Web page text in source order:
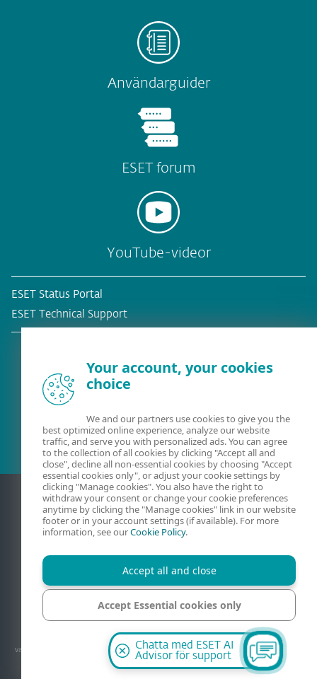
Användarguider
ESET forum
YouTube-videor
ESET Status Portal
ESET Technical Support
Juridisk information
Rapportera sårbarheter
© 1992 - 2026 ESET, spol. s r.o. - Med ensamrätt. Varumärken som används är
varumärken eller registrerade varumärken ägda av ESET, spol. s r.o. eller ESET North
America. Alla övriga namn och märken är registrerade varumärken ägda av sina
respektive företag.
Your account, your cookies
choice
We and our partners use cookies to give you the
best optimized online experience, analyze our website
traffic, and serve you with personalized ads. You can agree
to the collection of all cookies by clicking "Accept all and
close", decline all non-essential cookies by choosing "Accept
essential cookies only", or adjust your cookie settings by
clicking "Manage cookies". You also have the right to
withdraw your consent or change your cookie preferences
anytime by clicking the "Manage cookies" link in our website
footer or in your account settings (if available). For more
information, see ourCookie Policy.
Accept all and close
Accept Essential cookies only
Manage cookies
Chatta med ESET AI
Advisor för support